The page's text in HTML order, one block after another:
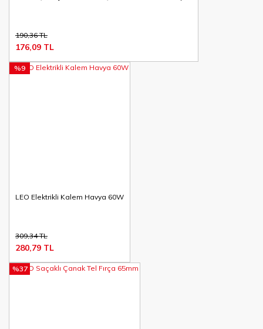
190,36 TL
176,09 TL
LEO Elektrikli Kalem Havya 60W
%9
309,34 TL
280,79 TL
%37